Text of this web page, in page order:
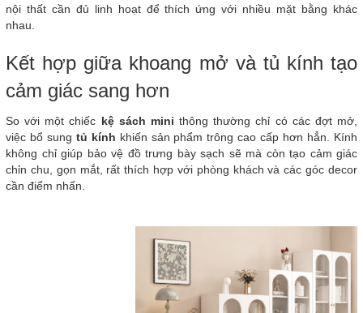
nội thất cần đủ linh hoạt để thích ứng với nhiều mặt bằng khác
nhau.
Kết hợp giữa khoang mở và tủ kính tạo
cảm giác sang hơn
So với một chiếc kệ sách mini thông thường chỉ có các đợt mở,
việc bổ sung tủ kính khiến sản phẩm trông cao cấp hơn hẳn. Kính
không chỉ giúp bảo vệ đồ trưng bày sạch sẽ mà còn tạo cảm giác
chỉn chu, gọn mắt, rất thích hợp với phòng khách và các góc decor
cần điểm nhấn.